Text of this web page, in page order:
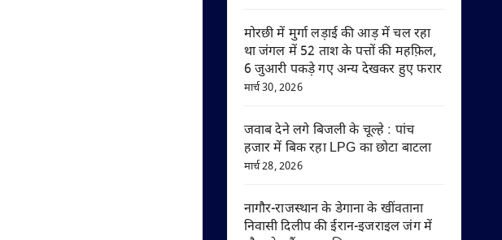
मोरछी में मुर्गा लड़ाई की आड़ में चल रहा
था जंगल में 52 ताश के पत्तों की महफ़िल,
6 जुआरी पकड़े गए अन्य देखकर हुए फरार
मार्च 30, 2026
जवाब देने लगे बिजली के चूल्हे : पांच
हजार में बिक रहा LPG का छोटा बाटला
मार्च 28, 2026
नागौर-राजस्थान के डेगाना के खींवताना
निवासी दिलीप की ईरान-इजराइल जंग में